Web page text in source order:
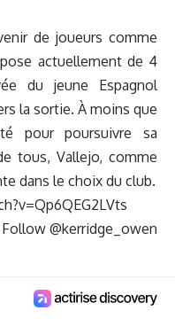
de joueurs comme
actuellement de 4
du jeune Espagnol
la sortie. À moins que
pour poursuivre sa
tous, Vallejo, comme
dans le choix du club.
Follow @kerridge_owen